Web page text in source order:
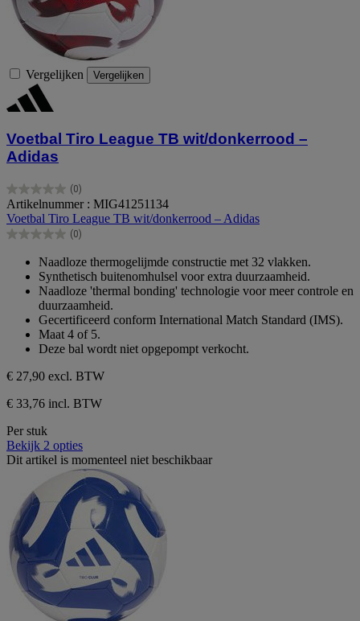
Vergelijken Vergelijken
Voetbal Tiro League TB wit/donkerrood –
Adidas
(0)
0.0
van
de
5
Artikelnummer : MIG41251134
Voetbal Tiro League TB wit/donkerrood – Adidas
(0)
0.0
sterren.
Naadloze thermogelijmde constructie met 32 vlakken.
Synthetisch buitenomhulsel voor extra duurzaamheid.
Naadloze 'thermal bonding' technologie voor meer controle en
duurzaamheid.
Gecertificeerd conform International Match Standard (IMS).
Maat 4 of 5.
Deze bal wordt niet opgepompt verkocht.
€ 27,90 excl. BTW
€ 33,76 incl. BTW
Per stuk
Bekijk 2 opties
Dit artikel is momenteel niet beschikbaar